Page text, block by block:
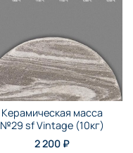
Керамическая масса
№29 sf Vintage (10кг)
2 200 ₽